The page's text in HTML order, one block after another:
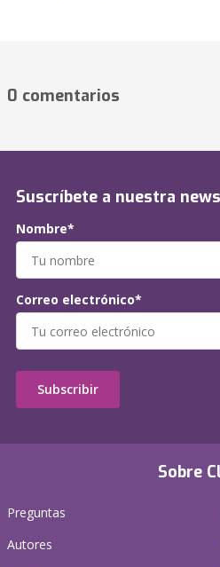
0 comentarios
Sobre
Preguntas
Autores
Suscríbete a nuestra
Nombre*
Correo electrónico*
Subscribir